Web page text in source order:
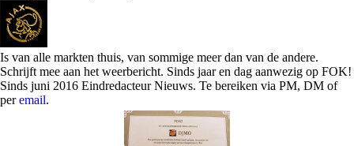
Is van alle markten thuis, van sommige meer dan van de andere.
Schrijft mee aan het weerbericht. Sinds jaar en dag aanwezig op FOK!
Sinds juni 2016 Eindredacteur Nieuws. Te bereiken via PM, DM of
peremail.